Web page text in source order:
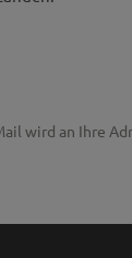
wird an Ihre